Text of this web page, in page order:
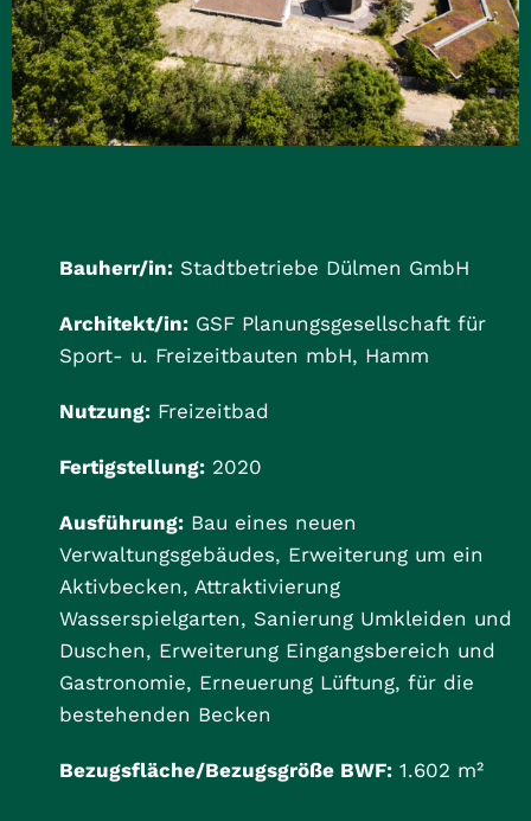
Bauherr/in: Stadtbetriebe Dülmen GmbH
Architekt/in: GSF Planungsgesellschaft für
Sport- u. Freizeitbauten mbH, Hamm
Nutzung: Freizeitbad
Fertigstellung: 2020
Ausführung: Bau eines neuen
Verwaltungsgebäudes, Erweiterung um ein
Aktivbecken, Attraktivierung
Wasserspielgarten, Sanierung Umkleiden und
Duschen, Erweiterung Eingangsbereich und
Gastronomie, Erneuerung Lüftung, für die
bestehenden Becken
Bezugsfläche/Bezugsgröße BWF: 1.602 m²